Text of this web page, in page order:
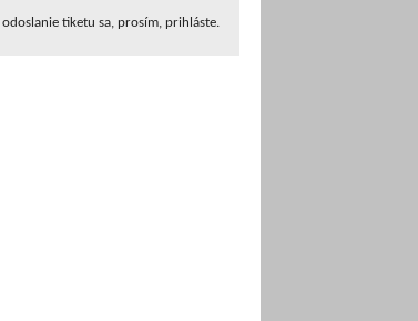
odoslanie tiketu sa, prosím, prihláste.